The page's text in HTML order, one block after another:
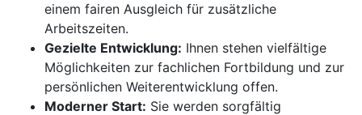
einem fairen Ausgleich für zusätzliche
Arbeitszeiten.
Gezielte Entwicklung: Ihnen stehen vielfältige
Möglichkeiten zur fachlichen Fortbildung und zur
persönlichen Weiterentwicklung offen.
Moderner Start: Sie werden sorgfältig